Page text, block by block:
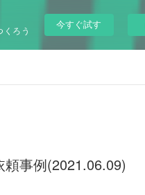
ろう
今すぐ試す
事例(2021.06.09)